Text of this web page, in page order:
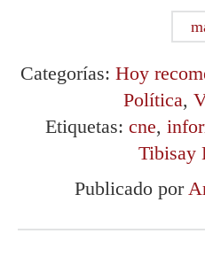
Categorías: Hoy
Política,
Etiquetas: cne,
Tibisay
Publicado por